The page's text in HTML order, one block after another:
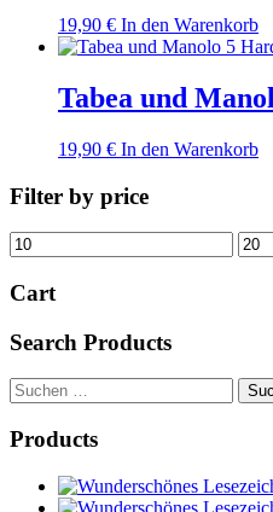
19,90 € In den Warenkorb
Tabea und
19,90 € In den Warenkorb
Filter by price
Min.
Preis
Max.
Preis
Cart
Search Products
Suchen
nach:
Products